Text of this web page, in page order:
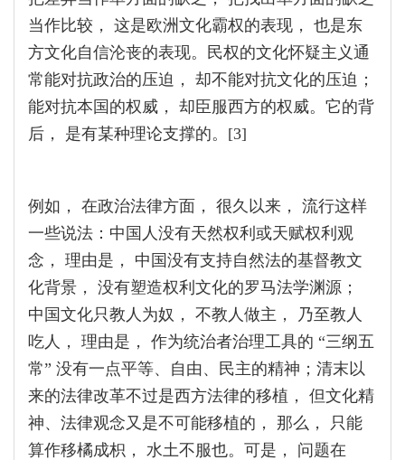
当作比较， 这是欧洲文化霸权的表现， 也是东
方文化自信沦丧的表现。民权的文化怀疑主义通
常能对抗政治的压迫， 却不能对抗文化的压迫；
能对抗本国的权威， 却臣服西方的权威。它的背
后， 是有某种理论支撑的。[3]
例如， 在政治法律方面， 很久以来， 流行这样
一些说法：中国人没有天然权利或天赋权利观
念， 理由是， 中国没有支持自然法的基督教文
化背景， 没有塑造权利文化的罗马法学渊源；
中国文化只教人为奴， 不教人做主， 乃至教人
吃人， 理由是， 作为统治者治理工具的 “三纲五
常” 没有一点平等、自由、民主的精神；清末以
来的法律改革不过是西方法律的移植， 但文化精
神、法律观念又是不可能移植的， 那么， 只能
算作移橘成枳， 水土不服也。可是， 问题在